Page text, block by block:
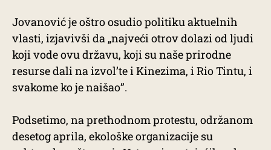
Jovanović je oštro osudio politiku aktuelnih
vlasti, izjavivši da „najveći otrov dolazi od ljudi
koji vode ovu državu, koji su naše prirodne
resurse dali na izvol’te i Kinezima, i Rio Tintu, i
svakome ko je naišao”.
Podsetimo, na prethodnom protestu, održanom
desetog aprila, ekološke organizacije su